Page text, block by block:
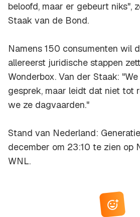
beloofd, maar er gebeurt niks",
Staak van de Bond.
Namens 150 consumenten wil
allereerst juridische stappen
Wonderbox. Van der Staak:
gesprek, maar leidt dat niet tot
we ze dagvaarden."
Stand van Nederland:
december om 23:10 te zien op
WNL.